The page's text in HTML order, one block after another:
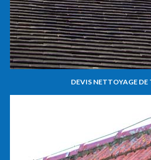
DEVIS NETTOYAGE